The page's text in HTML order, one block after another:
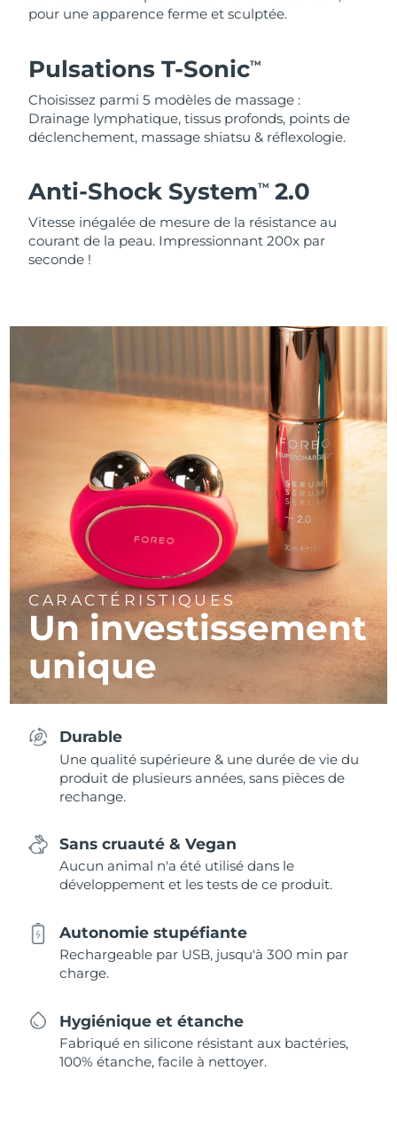
pour une apparence ferme et sculptée.
Pulsations T-SonicTM
Choisissez parmi 5 modèles de massage :
Drainage lymphatique, tissus profonds, points de
déclenchement, massage shiatsu & réflexologie.
Anti-Shock SystemTM 2.0
Vitesse inégalée de mesure de la résistance au
courant de la peau. Impressionnant 200x par
seconde !
CARACTÉRISTIQUES
Un investissement
unique
Durable
Une qualité supérieure & une durée de vie du
produit de plusieurs années, sans pièces de
rechange.
Sans cruauté & Vegan
Aucun animal n'a été utilisé dans le
développement et les tests de ce produit.
Autonomie stupéfiante
Rechargeable par USB, jusqu'à 300 min par
charge.
Hygiénique et étanche
Fabriqué en silicone résistant aux bactéries,
100% étanche, facile à nettoyer.